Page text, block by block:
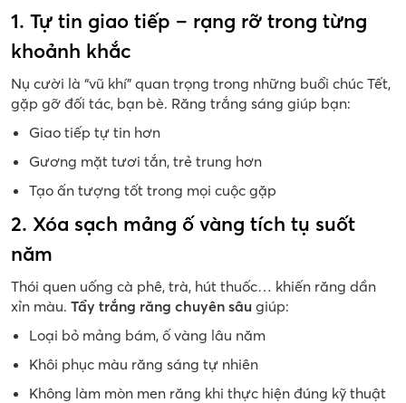
1. Tự tin giao tiếp – rạng rỡ trong từng
khoảnh khắc
Nụ cười là “vũ khí” quan trọng trong những buổi chúc Tết,
gặp gỡ đối tác, bạn bè. Răng trắng sáng giúp bạn:
Giao tiếp tự tin hơn
Gương mặt tươi tắn, trẻ trung hơn
Tạo ấn tượng tốt trong mọi cuộc gặp
2. Xóa sạch mảng ố vàng tích tụ suốt
năm
Thói quen uống cà phê, trà, hút thuốc… khiến răng dần
xỉn màu. Tẩy trắng răng chuyên sâu giúp:
Loại bỏ mảng bám, ố vàng lâu năm
Khôi phục màu răng sáng tự nhiên
Không làm mòn men răng khi thực hiện đúng kỹ thuật